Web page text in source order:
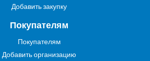
Добавить закупку
Покупателям
Покупателям
Добавить организацию